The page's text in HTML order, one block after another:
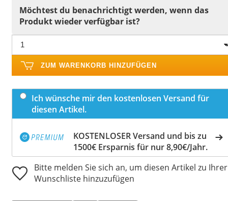
Möchtest du benachrichtigt werden, wenn das
Produkt wieder verfügbar ist?
ZUM WARENKORB HINZUFÜGEN
Ich wünsche mir den kostenlosen Versand für
diesen Artikel.
KOSTENLOSER Versand und bis zu
1500€ Ersparnis für nur 8,90€/Jahr.
Bitte melden Sie sich an, um diesen Artikel zu Ihrer
Wunschliste hinzuzufügen